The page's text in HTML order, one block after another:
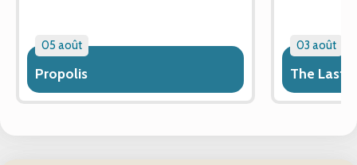
05 août
Propolis
03 août
The Last